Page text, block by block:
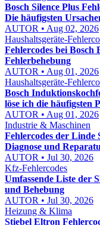
Bosch Silence Plus
Die häufigsten
AUTOR • Aug 02, 2026
Haushaltsgeräte-
Fehlercodes bei Bosch
Fehlerbehebung
AUTOR • Aug 01, 2026
Haushaltsgeräte-
Bosch
löse ich die häufigsten
AUTOR • Aug 01, 2026
Industrie & Maschinen
Fehlercodes der Linde
Diagnose und
AUTOR • Jul 30, 2026
Kfz-Fehlercodes
Umfassende Liste der
und Behebung
AUTOR • Jul 30, 2026
Heizung & Klima
Stiebel Eltron